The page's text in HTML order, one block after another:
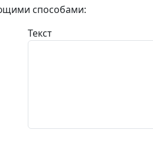
способами:
Текст